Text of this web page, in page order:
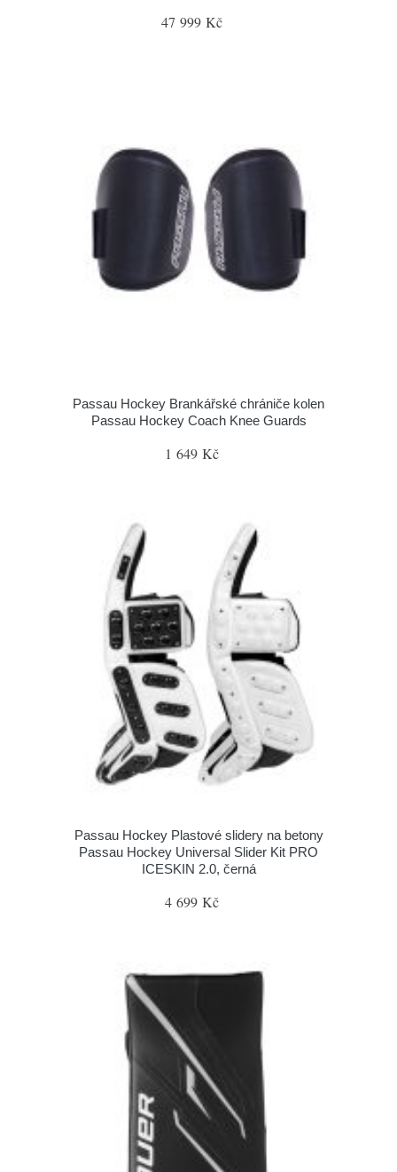
47 999 Kč
Passau Hockey Brankářské chrániče kolen
Passau Hockey Coach Knee Guards
1 649 Kč
Passau Hockey Plastové slidery na betony
Passau Hockey Universal Slider Kit PRO
ICESKIN 2.0, černá
4 699 Kč